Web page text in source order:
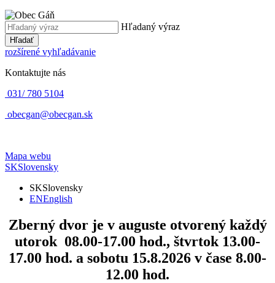
Hľadaný výraz
Hľadať
rozšírené vyhľadávanie
Kontaktujte nás
031/ 780 5104
obecgan@obecgan.sk
Mapa webu
SKSlovensky
SKSlovensky
ENEnglish
Zberný dvorje v auguste otvorený každý
utorok 08.00-17.00 hod., štvrtok 13.00-
17.00 hod. a sobotu 15.8.2026 v čase 8.00-
12.00 hod.